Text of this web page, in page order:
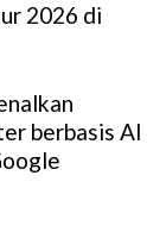
2026 di
berbasis AI